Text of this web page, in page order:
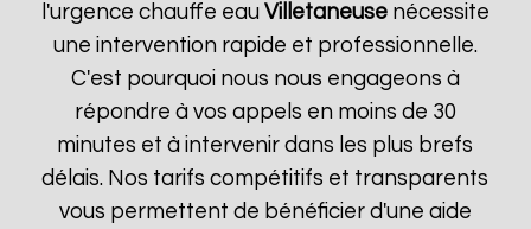
l'urgence chauffe eau Villetaneusenécessite
une intervention rapide et professionnelle.
C'est pourquoi nous nous engageons à
répondre à vos appels en moins de 30
minutes et à intervenir dans les plus brefs
délais. Nos tarifs compétitifs et transparents
vous permettent de bénéficier d'une aide